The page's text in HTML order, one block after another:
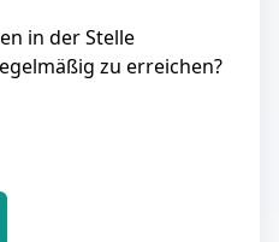
in der Stelle
zu erreichen?